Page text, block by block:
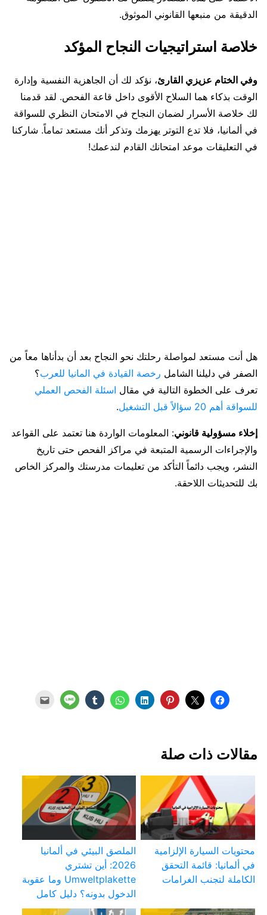
الدقيقة من منبعها القانوني الموثوق.
خلاصة استراتيجيات النجاح المؤكد
وفي الختام عزيزي القارئ، نؤكد لك أن الجاهزية النفسية وإدارة
الوقت بذكاء هما السلاح الأقوى داخل قاعة الفحص. لقد قدمنا
لك خلاصة الأسرار لضمان النجاح في الامتحان النظري للسواقة
في ألمانيا، فلا تدع التوتر يهزمك وتذكر أنك مستعد تماماً. شاركنا
في التعليقات موعد امتحانك القادم لندعمك!
هل أنت مستعد لمواصلة رحلتك نحو النجاح بعد أن بدأناها معاً من
الصفر في دليلنا الشامل رخصة القيادة في المانيا للعرب؟
تعرف على الخطوة التالية في مقال اسئلة الفحص العملي
للسواقة أهم 20 سؤالاً قبل التشغيل
.
إخلاء مسؤولية قانوني: المعلومات الواردة هنا تعتمد على القواعد
والإجراءات الرسمية المتبعة في مراكز الفحص حتى تاريخ
النشر، ويجب دائماً التأكد من تعليمات مدرستك والمركز الخاص
بك للتحديثات اللاحقة.
مقالات ذات صلة
محتويات السيارة الإلزامية
في ألمانيا: قائمة التحقق
الكاملة لتجنب الغرامات
الملصق البيئي في ألمانيا
2026: أين تشتري
Umweltplakette وما عقوبة
الدخول بدونه؟ دليل كامل